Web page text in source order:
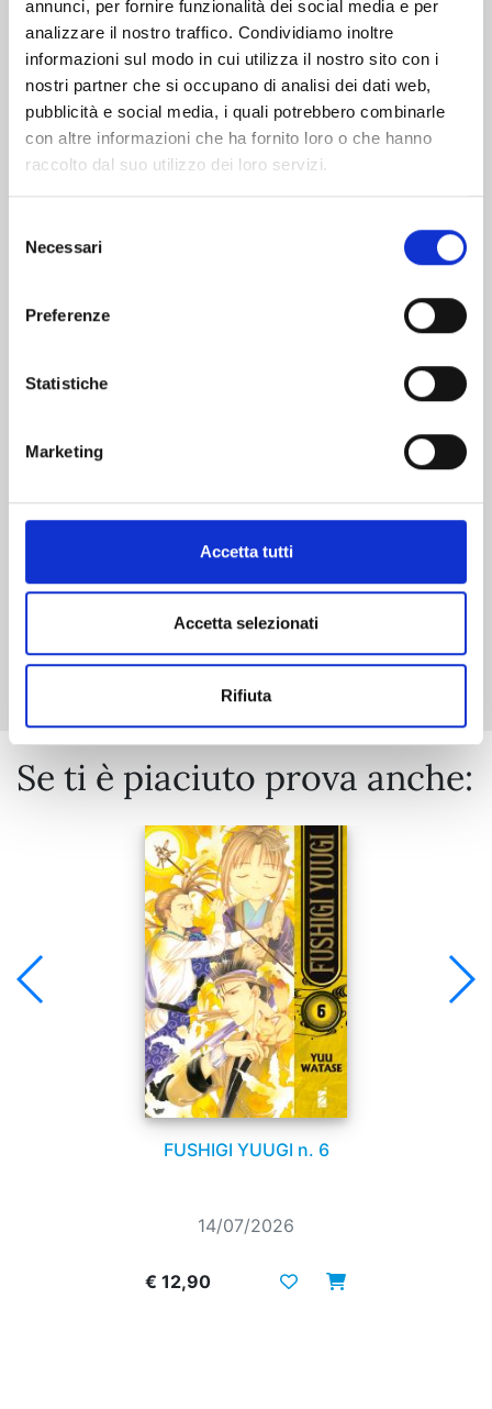
annunci, per fornire funzionalità dei social media e per
analizzare il nostro traffico. Condividiamo inoltre
informazioni sul modo in cui utilizza il nostro sito con i
nostri partner che si occupano di analisi dei dati web,
pubblicità e social media, i quali potrebbero combinarle
con altre informazioni che ha fornito loro o che hanno
raccolto dal suo utilizzo dei loro servizi.
delNecessari
Preferenze
Statistiche
Marketing
Accetta tutti
Accetta selezionati
Rifiuta
MY LOVE STORY WITH YAMADA-KUN AT
€ 7,50
Se ti è piaciuto prova anche:
FUSHIGI YUUGI n. 6
14/07/2026
€ 12,90